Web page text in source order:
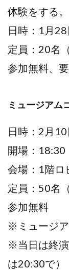
体験をする。
日時：1月
定員：20名
参加無料、
ミュージアム
日時：2月
開場：18:30
会場：1階ロ
定員：50名
参加無料
※ミュージア
※当日は終
は20:30で）